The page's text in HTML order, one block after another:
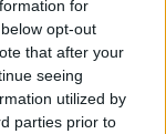
for
opt-out
that after your
seeing
utilized by
parties prior to